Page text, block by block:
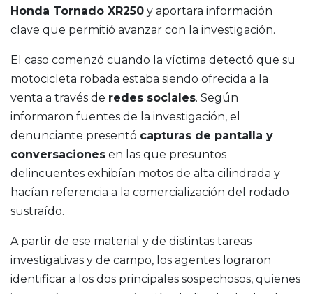
Honda Tornado XR250 y aportara información
clave que permitió avanzar con la investigación.
El caso comenzó cuando la víctima detectó que su
motocicleta robada estaba siendo ofrecida a la
venta a través de redes sociales. Según
informaron fuentes de la investigación, el
denunciante presentó capturas de pantalla y
conversaciones en las que presuntos
delincuentes exhibían motos de alta cilindrada y
hacían referencia a la comercialización del rodado
sustraído.
A partir de ese material y de distintas tareas
investigativas y de campo, los agentes lograron
identificar a los dos principales sospechosos, quienes